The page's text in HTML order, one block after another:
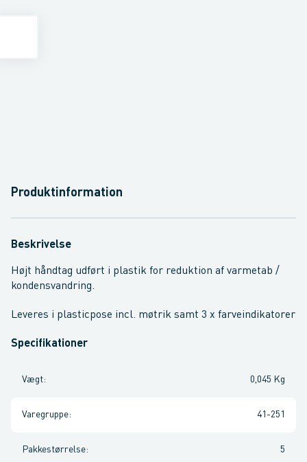
Produktinformation
Beskrivelse
Højt håndtag udført i plastik for reduktion af varmetab /
kondensvandring.
Leveres i plasticpose incl. møtrik samt 3 x farveindikatorer
Specifikationer
Vægt: 0,045 Kg
Varegruppe: 41-251
Pakkestørrelse: 5